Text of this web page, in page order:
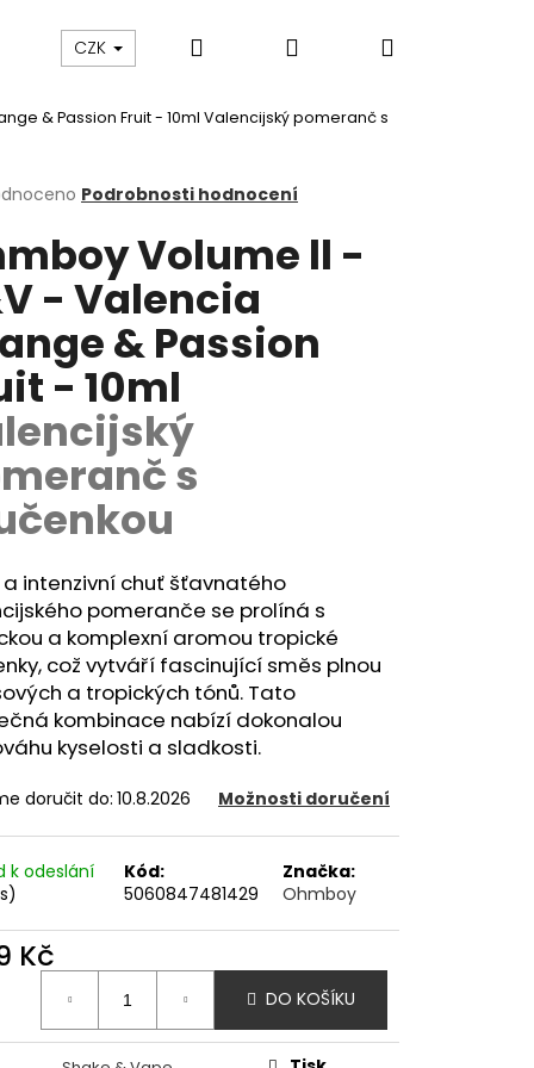
Sledování zásilek Obchodní podmínky
CZK Hledat PřihlášeníNákupní
& Passion Fruit - 10mlValencijský pomeranč s
Podrobnosti hodnocení
Volume ll -
- Valencia
& Passion
- 10ml
s
a intenzivní chuť šťavnatého
pomeranče se prolíná s
a komplexní aromou tropické
což vytváří fascinující směs plnou
a tropických tónů. Tato
kombinace nabízí dokonalou
kyselosti a sladkosti.
doručit do: 10.8.2026 Možnosti doručení
k odeslání
Kód:
5060847481429
Značka:
Ohmboy
Kč
DO KOŠÍKU
- PŘEDNAPLNĚNÁ